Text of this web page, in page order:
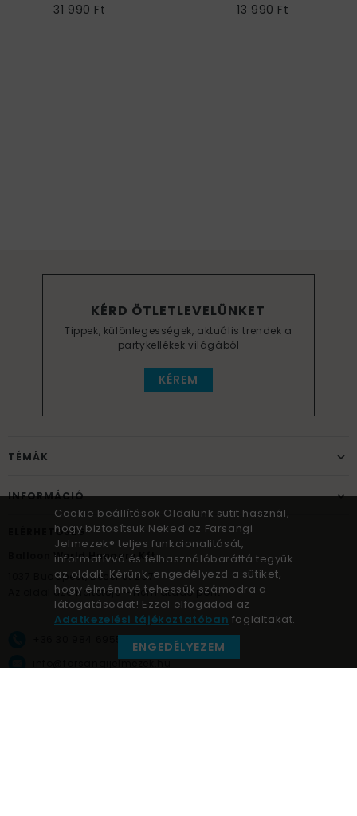
Nyakkendővel - M
31 990 Ft
13 990 Ft
KÉRD ÖTLETLEVELÜNKET
Tippek, különlegességek, aktuális trendek a
partykellékek világából
KÉREM
TÉMÁK
INFORMÁCIÓ
ELÉRHETŐSÉG
Balloon World Hungary Kft.
Budapest, Bécsi út 267.
Az oldal üzemeltetője – nem átadó pont!
+36 30 984 6955
info@farsangijelmezek.hu
Cookie beállítások Oldalunk sütit használ,
hogy biztosítsuk Neked az Farsangi
Jelmezek® teljes funkcionalitását,
informatívvá és felhasználóbaráttá tegyük
az oldalt. Kérünk, engedélyezd a sütiket,
hogy élménnyé tehessük számodra a
látogatásodat! Ezzel elfogadod az
Adatkezelési tájékoztatóban foglaltakat.
ENGEDÉLYEZEM